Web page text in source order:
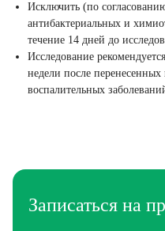
Исключить (по
антибактериальных и
течение 14 дней до
Исследование
недели после
воспалительных
Записаться на